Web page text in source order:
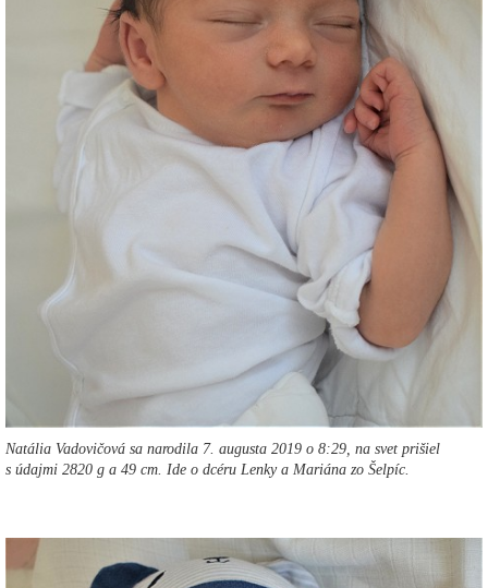
Natália Vadovičová sa narodila 7. augusta 2019 o 8:29, na svet prišiel
s údajmi 2820 g a 49 cm. Ide o dcéru Lenky a Mariána zo Šelpíc.